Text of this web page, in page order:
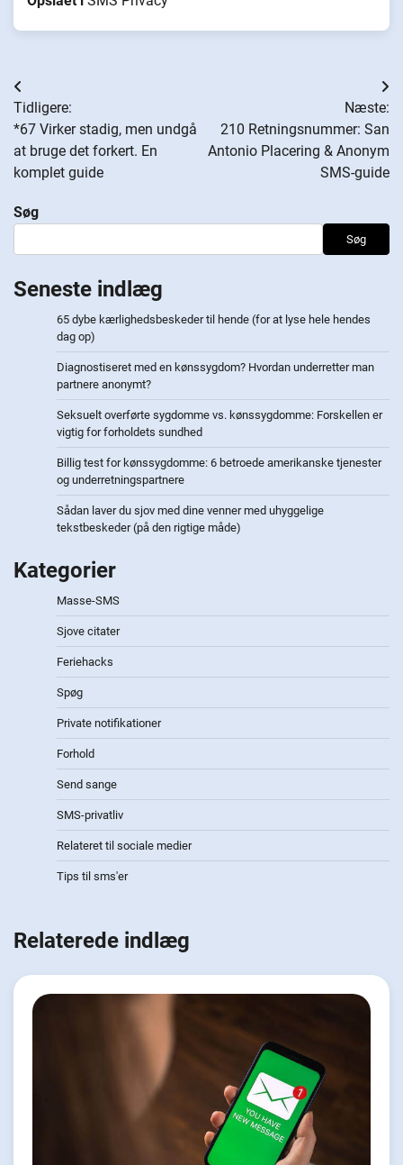
Indlægsnavigation
Tidligere:
*67 Virker stadig, men undgå
at bruge det forkert. En
komplet guide
Næste:
210 Retningsnummer: San
Antonio Placering & Anonym
SMS-guide
Søg
Søg
Seneste indlæg
65 dybe kærlighedsbeskeder til hende (for at lyse hele hendes
dag op)
Diagnostiseret med en kønssygdom? Hvordan underretter man
partnere anonymt?
Seksuelt overførte sygdomme vs. kønssygdomme: Forskellen er
vigtig for forholdets sundhed
Billig test for kønssygdomme: 6 betroede amerikanske tjenester
og underretningspartnere
Sådan laver du sjov med dine venner med uhyggelige
tekstbeskeder (på den rigtige måde)
Kategorier
Masse-SMS
Sjove citater
Feriehacks
Spøg
Private notifikationer
Forhold
Send sange
SMS-privatliv
Relateret til sociale medier
Tips til sms'er
Relaterede indlæg